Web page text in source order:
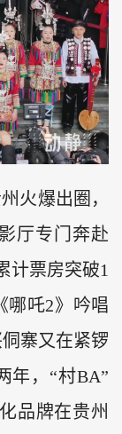
火爆出圈，
厅专门奔赴
计票房突破1
哪吒2》吟唱
寨又在紧锣
年，“村BA”
品牌在贵州